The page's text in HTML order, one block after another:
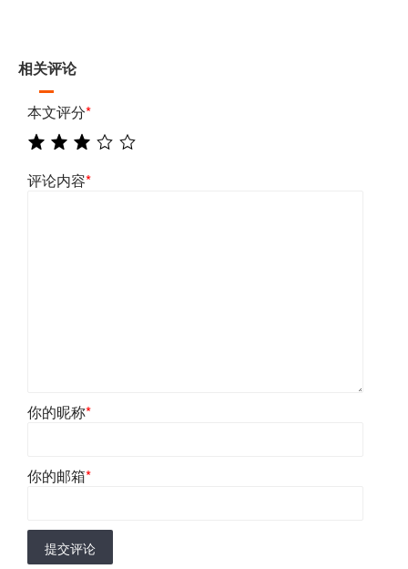
相关评论
本文评分*
评论内容*
你的昵称*
你的邮箱*
提交评论